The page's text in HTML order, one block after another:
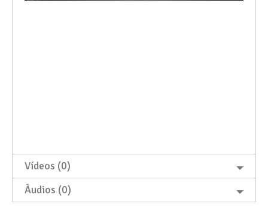
Vídeos (0)
Àudios (0)